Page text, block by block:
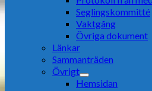
Seglingskommitté
Vaktgång
Övriga dokument
Länkar
Sammanträden
Övrigt
Hemsidan